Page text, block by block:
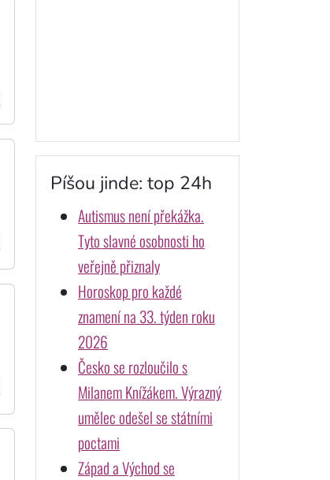
Píšou jinde: top 24h
Autismus není překážka.
Tyto slavné osobnosti ho
veřejně přiznaly
Horoskop pro každé
znamení na 33. týden roku
2026
Česko se rozloučilo s
Milanem Knížákem. Výrazný
umělec odešel se státními
poctami
Západ a Východ se